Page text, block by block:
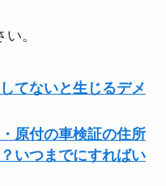
。
てないと生じるデメ
原付の車検証の住所
いつまでにすればい